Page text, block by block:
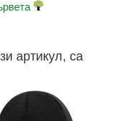
артикул, са